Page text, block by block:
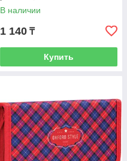
В наличии
1 140 ₸
Купить